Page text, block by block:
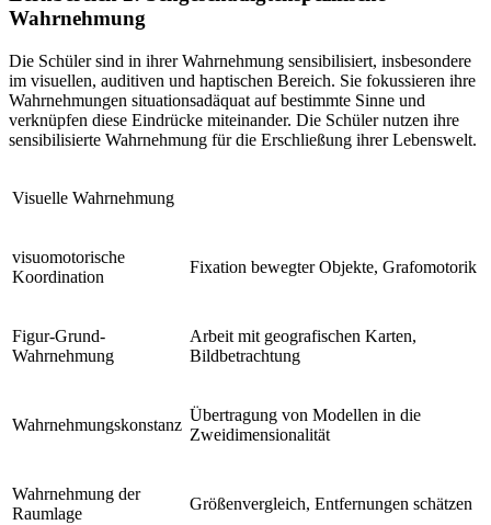
Wahrnehmung
Die Schüler sind in ihrer Wahrnehmung sensibilisiert, insbesondere
im visuellen, auditiven und haptischen Bereich. Sie fokussieren ihre
Wahrnehmungen situationsadäquat auf bestimmte Sinne und
verknüpfen diese Eindrücke miteinander. Die Schüler nutzen ihre
sensibilisierte Wahrnehmung für die Erschließung ihrer Lebenswelt.
Visuelle Wahrnehmung
visuomotorische
Koordination
Fixation bewegter Objekte, Grafomotorik
Figur-Grund-
Wahrnehmung
Arbeit mit geografischen Karten,
Bildbetrachtung
Wahrnehmungskonstanz
Übertragung von Modellen in die
Zweidimensionalität
Wahrnehmung der
Raumlage
Größenvergleich, Entfernungen schätzen